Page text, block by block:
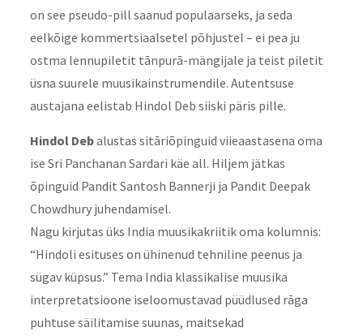
on see pseudo-pill saanud populaarseks, ja seda
eelkõige kommertsiaalsetel põhjustel – ei pea ju
ostma lennupiletit tānpurā-mängijale ja teist piletit
üsna suurele muusikainstrumendile. Autentsuse
austajana eelistab Hindol Deb siiski päris pille.
Hindol Debalustas sitāriõpinguid viieaastasena oma
ise Sri Panchanan Sardari käe all. Hiljem jätkas
õpinguid Pandit Santosh Bannerji ja Pandit Deepak
Chowdhury juhendamisel.
Nagu kirjutas üks India muusikakriitik oma kolumnis:
“Hindoli esituses on ühinenud tehniline peenus ja
sügav küpsus.” Tema India klassikalise muusika
interpretatsioone iseloomustavad püüdlused rāga
puhtuse säilitamise suunas, maitsekad